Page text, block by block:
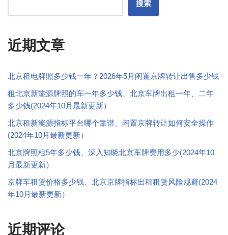
搜索
近期文章
北京租电牌照多少钱一年？2026年5月闲置京牌转让出售多少钱
租北京新能源牌照的车一年多少钱、北京车牌出租一年、二年
多少钱(2024年10月最新更新）
北京租新能源指标平台哪个靠谱、闲置京牌转让如何安全操作
(2024年10月最新更新）
北京牌照租5年多少钱、深入知晓北京车牌费用多少(2024年10
月最新更新）
京牌车租赁价格多少钱、北京京牌指标出租租赁风险规避(2024
年10月最新更新）
近期评论